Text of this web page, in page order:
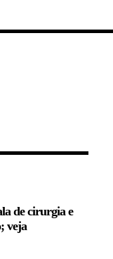
de cirurgia e
veja